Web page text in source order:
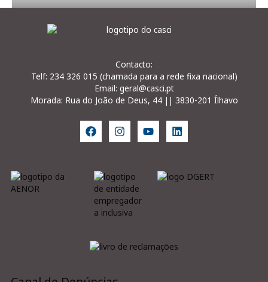
Contacto:
Telf: 234 326 015 (chamada para a rede fixa nacional)
Email: geral@casci.pt
Morada: Rua do João de Deus, 44 || 3830-201 Ílhavo